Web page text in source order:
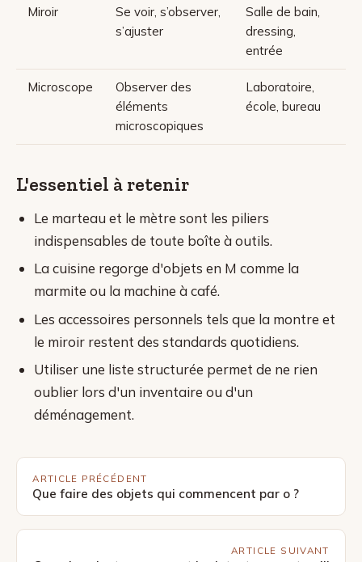
Miroir
Se voir, s’observer,
s’ajuster
Salle de bain,
dressing,
entrée
Microscope
Observer des
éléments
microscopiques
Laboratoire,
école, bureau
L'essentiel à retenir
Le marteau et le mètre sont les piliers
indispensables de toute boîte à outils.
La cuisine regorge d'objets en M comme la
marmite ou la machine à café.
Les accessoires personnels tels que la montre et
le miroir restent des standards quotidiens.
Utiliser une liste structurée permet de ne rien
oublier lors d'un inventaire ou d'un
déménagement.
ARTICLE PRÉCÉDENT
Que faire des objets qui commencent par o ?
ARTICLE SUIVANT